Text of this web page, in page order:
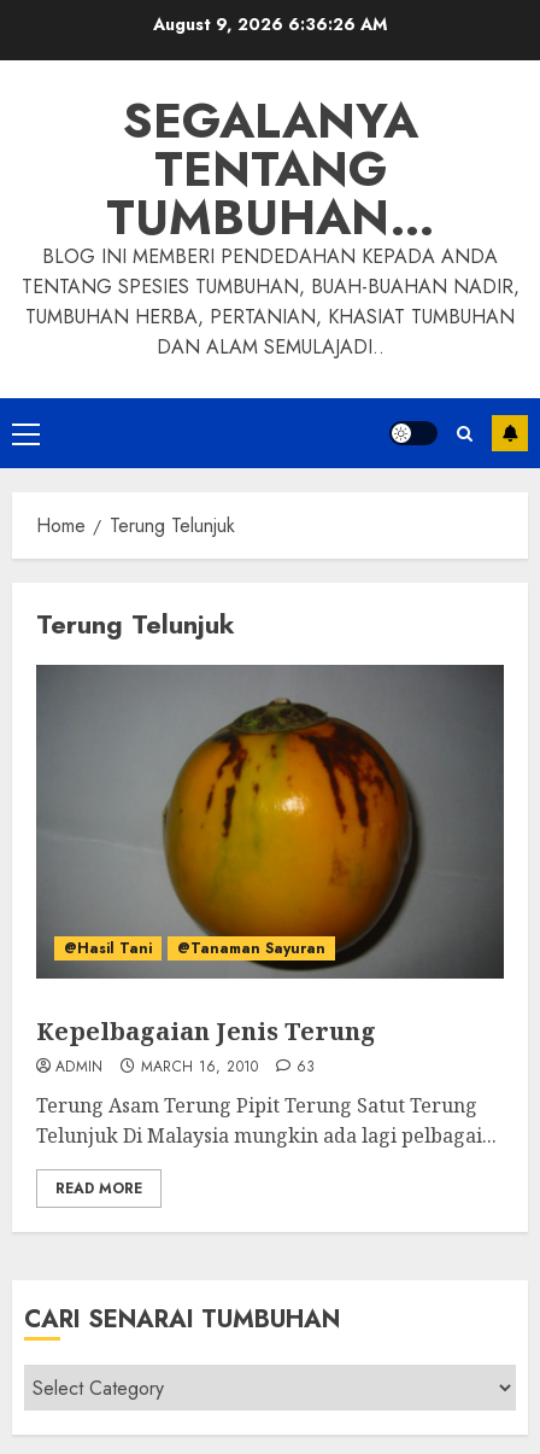
August 9, 2026 6:36:27 AM
SEGALANYA
TENTANG
TUMBUHAN…
BLOG INI MEMBERI PENDEDAHAN KEPADA ANDA
TENTANG SPESIES TUMBUHAN, BUAH-BUAHAN NADIR,
TUMBUHAN HERBA, PERTANIAN, KHASIAT TUMBUHAN
DAN ALAM SEMULAJADI..
Primary
Menu
Home Terung Telunjuk
Terung Telunjuk
@Hasil Tani @Tanaman Sayuran
Kepelbagaian Jenis Terung
ADMIN MARCH 16, 2010 63
Terung Asam Terung Pipit Terung Satut Terung
Telunjuk Di Malaysia mungkin ada lagi pelbagai...
READ MORE
CARI SENARAI TUMBUHAN
Cari
Senarai
Tumbuhan